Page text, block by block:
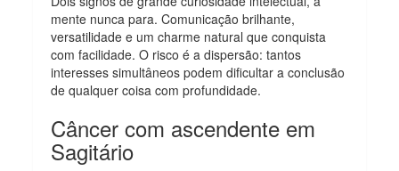
mente nunca para. Comunicação brilhante,
versatilidade e um charme natural que conquista
com facilidade. O risco é a dispersão: tantos
interesses simultâneos podem dificultar a conclusão
de qualquer coisa com profundidade.
Câncer com ascendente em
Sagitário